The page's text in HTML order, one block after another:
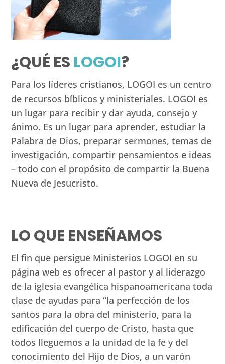
¿QUÉ ES LOGOI?
Para los líderes cristianos, LOGOI es un centro
de recursos bíblicos y ministeriales. LOGOI es
un lugar para recibir y dar ayuda, consejo y
ánimo. Es un lugar para aprender, estudiar la
Palabra de Dios, preparar sermones, temas de
investigación, compartir pensamientos e ideas
– todo con el propósito de compartir la Buena
Nueva de Jesucristo.
LO QUE ENSEÑAMOS
El fin que persigue Ministerios LOGOI en su
página web es ofrecer al pastor y al liderazgo
de la iglesia evangélica hispanoamericana toda
clase de ayudas para “la perfección de los
santos para la obra del ministerio, para la
edificación del cuerpo de Cristo, hasta que
todos lleguemos a la unidad de la fe y del
conocimiento del Hijo de Dios, a un varón